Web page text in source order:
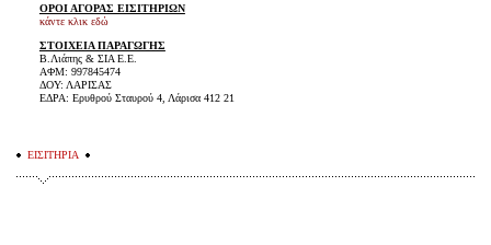
ΟΡΟΙ ΑΓΟΡΑΣ ΕΙΣΙΤΗΡΙΩΝ
κάντε κλικ εδώ
ΣΤΟΙΧΕΙΑ ΠΑΡΑΓΩΓΗΣ
Β.Λιάπης & ΣΙΑ Ε.Ε.
ΑΦΜ: 997845474
ΔΟΥ: ΛΑΡΙΣΑΣ
ΕΔΡΑ: Ερυθρού Σταυρού 4, Λάρισα 412 21
ΕΙΣΙΤΗΡΙΑ